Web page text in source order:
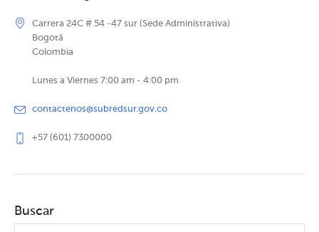
Carrera 24C # 54 -47 sur (Sede Administrativa)
Bogotá
Colombia
Lunes a Viernes 7:00 am - 4:00 pm
contactenos@subredsur.gov.co
+57 (601) 7300000
Buscar